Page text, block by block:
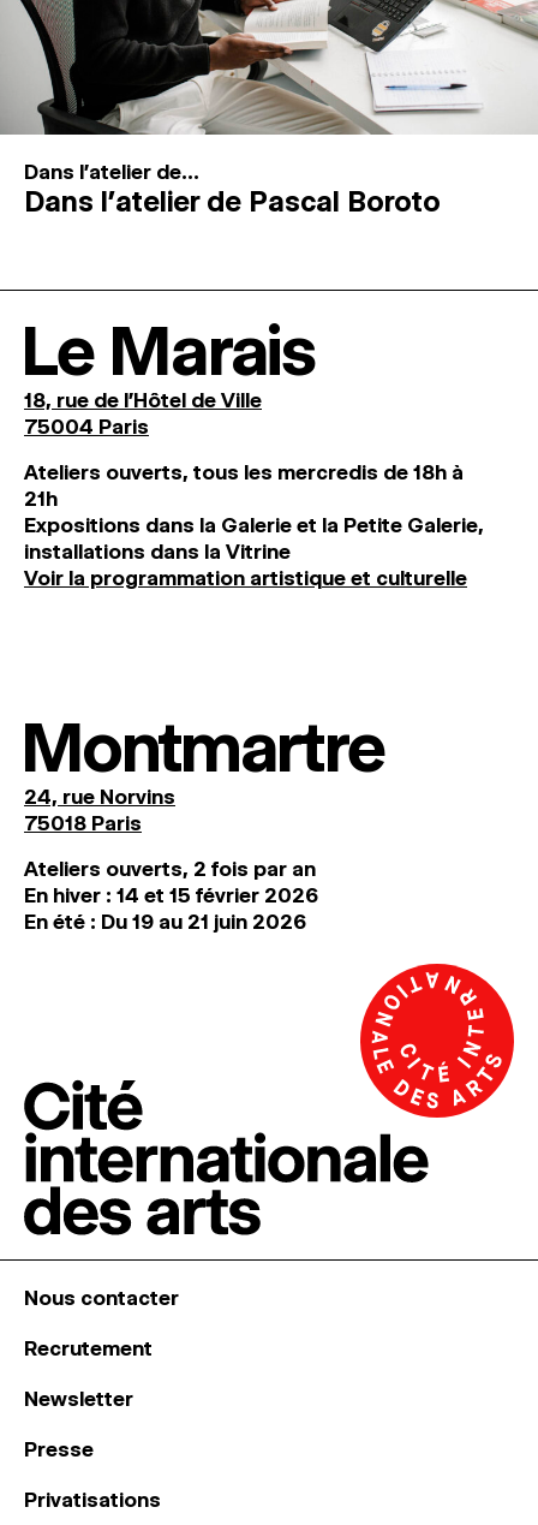
Dans l'atelier de...
Dans l’atelier de Pascal Boroto
Le Marais
18, rue de l'Hôtel de Ville
75004 Paris
Ateliers ouverts, tous les mercredis de 18h à
21h
Expositions dans la Galerie et la Petite Galerie,
installations dans la Vitrine
Voir la programmation artistique et culturelle
Montmartre
24, rue Norvins
75018 Paris
Ateliers ouverts, 2 fois par an
En hiver : 14 et 15 février 2026
En été : Du 19 au 21 juin 2026
Nous contacter
Recrutement
Newsletter
Presse
Privatisations